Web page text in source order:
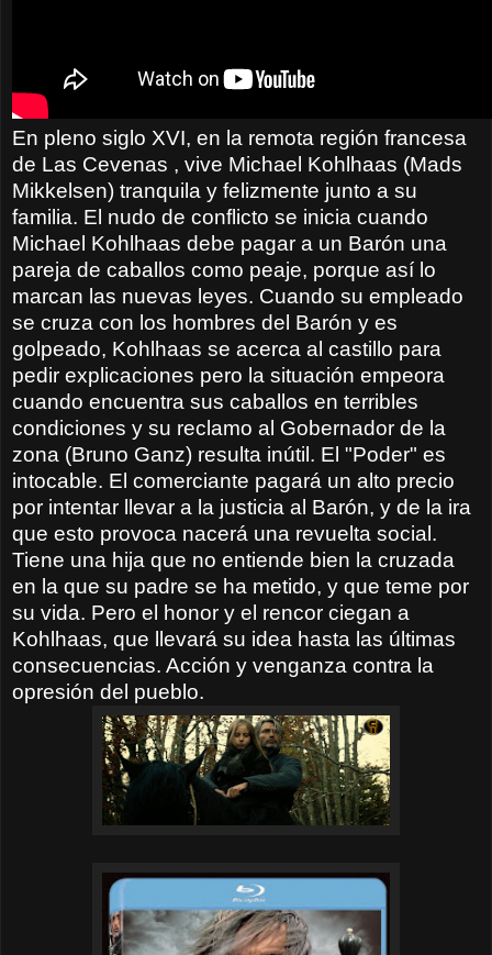
En pleno siglo XVI, en la remota región francesa
de Las Cevenas , vive Michael Kohlhaas (Mads
Mikkelsen) tranquila y felizmente junto a su
familia. El nudo de conflicto se inicia cuando
Michael Kohlhaas debe pagar a un Barón una
pareja de caballos como peaje, porque así lo
marcan las nuevas leyes. Cuando su empleado
se cruza con los hombres del Barón y es
golpeado, Kohlhaas se acerca al castillo para
pedir explicaciones pero la situación empeora
cuando encuentra sus caballos en terribles
condiciones y su reclamo al Gobernador de la
zona (Bruno Ganz) resulta inútil. El "Poder" es
intocable. El comerciante pagará un alto precio
por intentar llevar a la justicia al Barón, y de la ira
que esto provoca nacerá una revuelta social.
Tiene una hija que no entiende bien la cruzada
en la que su padre se ha metido, y que teme por
su vida. Pero el honor y el rencor ciegan a
Kohlhaas, que llevará su idea hasta las últimas
consecuencias. Acción y venganza contra la
opresión del pueblo.